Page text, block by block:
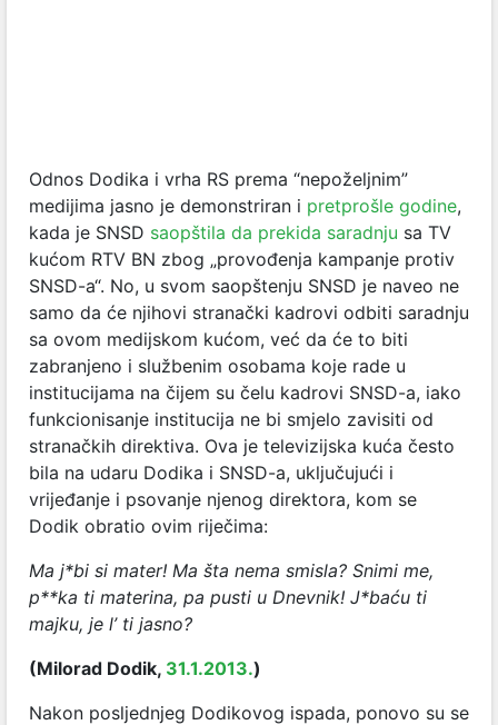
Odnos Dodika i vrha RS prema “nepoželjnim”
medijima jasno je demonstriran i pretprošle godine,
kada je SNSD saopštila da prekida saradnju sa TV
kućom RTV BN zbog „provođenja kampanje protiv
SNSD-a“. No, u svom saopštenju SNSD je naveo ne
samo da će njihovi stranački kadrovi odbiti saradnju
sa ovom medijskom kućom, već da će to biti
zabranjeno i službenim osobama koje rade u
institucijama na čijem su čelu kadrovi SNSD-a, iako
funkcionisanje institucija ne bi smjelo zavisiti od
stranačkih direktiva. Ova je televizijska kuća često
bila na udaru Dodika i SNSD-a, uključujući i
vrijeđanje i psovanje njenog direktora, kom se
Dodik obratio ovim riječima:
Ma j*bi si mater! Ma šta nema smisla? Snimi me,
p**ka ti materina, pa pusti u Dnevnik! J*baću ti
majku, je l’ ti jasno?
(Milorad Dodik, 31.1.2013.)
Nakon posljednjeg Dodikovog ispada, ponovo su se